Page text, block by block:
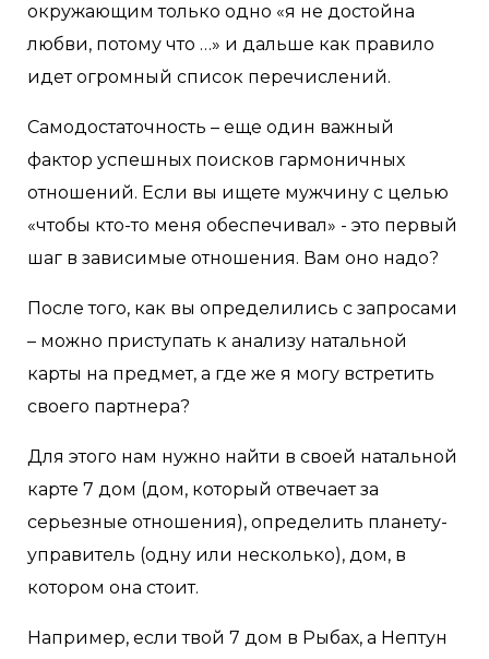
окружающим только одно «я не достойна
любви, потому что …» и дальше как правило
идет огромный список перечислений.
Самодостаточность – еще один важный
фактор успешных поисков гармоничных
отношений. Если вы ищете мужчину с целью
«чтобы кто-то меня обеспечивал» - это первый
шаг в зависимые отношения. Вам оно надо?
После того, как вы определились с запросами
– можно приступать к анализу натальной
карты на предмет, а где же я могу встретить
своего партнера?
Для этого нам нужно найти в своей натальной
карте 7 дом (дом, который отвечает за
серьезные отношения), определить планету-
управитель (одну или несколько), дом, в
котором она стоит.
Например, если твой 7 дом в Рыбах, а Нептун